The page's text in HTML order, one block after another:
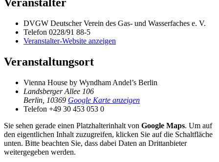
DVGW Deutscher Verein des Gas- und Wasserfaches e. V.
Telefon 0228/91 88-5
Veranstalter-Website anzeigen
Veranstaltungsort
Vienna House by Wyndham Andel’s Berlin
Landsberger Allee 106
Berlin 10369 Google Karte anzeigen
Telefon +49 30 453 053 0
Sie sehen gerade einen Platzhalterinhalt von Google Maps. Um auf
den eigentlichen Inhalt zuzugreifen, klicken Sie auf die Schaltfläche
unten. Bitte beachten Sie, dass dabei Daten an Drittanbieter
weitergegeben werden.